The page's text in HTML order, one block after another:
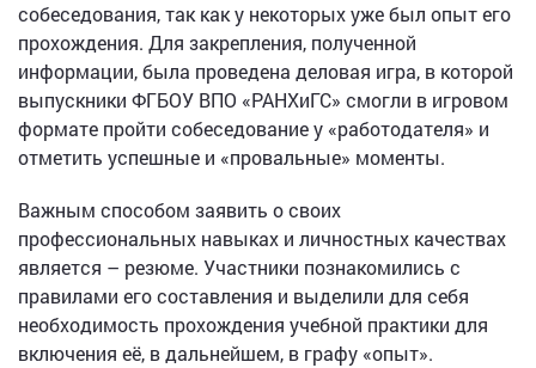
собеседования, так как у некоторых уже был опыт его
прохождения. Для закрепления, полученной
информации, была проведена деловая игра, в которой
выпускники ФГБОУ ВПО «РАНХиГС» смогли в игровом
формате пройти собеседование у «работодателя» и
отметить успешные и «провальные» моменты.
Важным способом заявить о своих
профессиональных навыках и личностных качествах
является – резюме. Участники познакомились с
правилами его составления и выделили для себя
необходимость прохождения учебной практики для
включения её, в дальнейшем, в графу «опыт».